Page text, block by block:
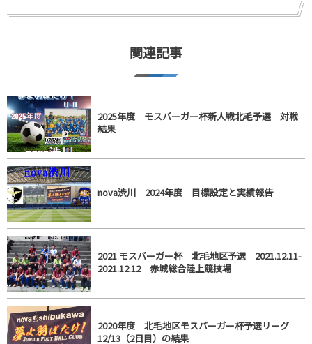
関連記事
2025年度 モスバーガー杯新人戦北毛予選 対戦
結果
nova渋川 2024年度 目標設定と実績報告
2021 モスバーガー杯 北毛地区予選 2021.12.11-
2021.12.12 赤城総合陸上競技場
2020年度 北毛地区モスバーガー杯予選リーグ
12/13（2日目）の結果